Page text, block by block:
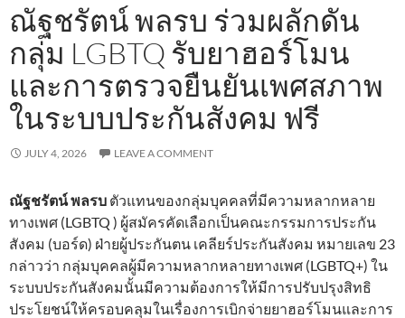
ณัฐชรัตน์ พลรบ ร่วมผลักดัน
กลุ่ม LGBTQ รับยาฮอร์โมน
และการตรวจยืนยันเพศสภาพ
ในระบบประกันสังคม ฟรี
JULY 4, 2026 LEAVE A COMMENT
ณัฐชรัตน์ พลรบ ตัวแทนของกลุ่มบุคคลที่มีความหลากหลาย
ทางเพศ (LGBTQ ) ผู้สมัครคัดเลือกเป็นคณะกรรมการประกัน
สังคม (บอร์ด) ฝ่ายผู้ประกันตน เคลียร์ประกันสังคม หมายเลข 23
กล่าวว่า กลุ่มบุคคลผู้มีความหลากหลายทางเพศ (LGBTQ+) ใน
ระบบประกันสังคมนั้นมีความต้องการให้มีการปรับปรุงสิทธิ
ประโยชน์ให้ครอบคลุมในเรื่องการเบิกจ่ายยาฮอร์โมนและการ